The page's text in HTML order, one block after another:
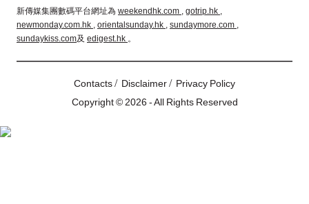
新傳媒集團數碼平台網址為 weekendhk.com , gotrip.hk ,
newmonday.com.hk , orientalsunday.hk , sundaymore.com ,
sundaykiss.com及 edigest.hk 。
Contacts/ Disclaimer/ Privacy Policy
Copyright © 2026 - All Rights Reserved